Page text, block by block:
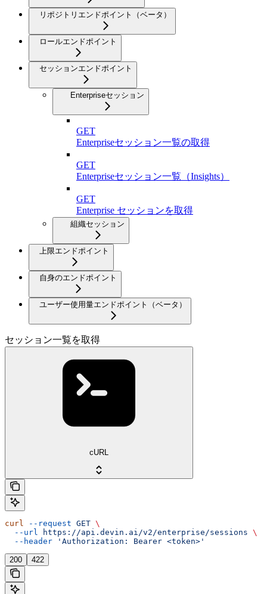
リポジトリエンドポイント（ベータ）
ロールエンドポイント
セッションエンドポイント
Enterpriseセッション
GET
Enterpriseセッション一覧の取得
GET
Enterpriseセッション一覧（Insights）
GET
Enterprise セッションを取得
組織セッション
上限エンドポイント
自身のエンドポイント
ユーザー使用量エンドポイント（ベータ）
セッション一覧を取得
cURL
curl --request GET \
  --url
https://api.devin.ai/v2/enterprise/sessions \
  --header
'Authorization: Bearer <token>'
200 422